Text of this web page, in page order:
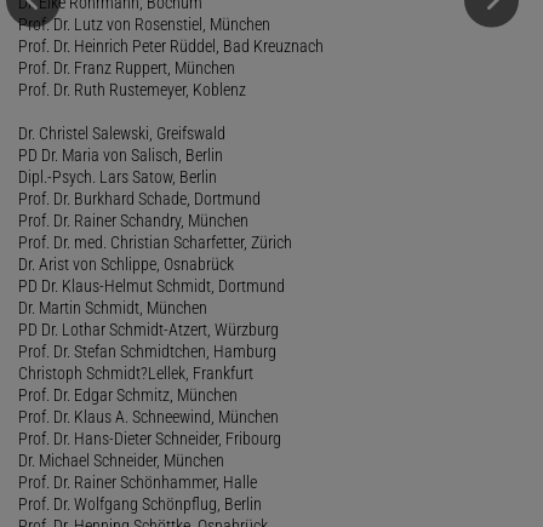
Prof. Dr. Lutz von Rosenstiel, München
Prof. Dr. Heinrich Peter Rüddel, Bad Kreuznach
Prof. Dr. Franz Ruppert, München
Prof. Dr. Ruth Rustemeyer, Koblenz
Dr. Christel Salewski, Greifswald
PD Dr. Maria von Salisch, Berlin
Dipl.-Psych. Lars Satow, Berlin
Prof. Dr. Burkhard Schade, Dortmund
Prof. Dr. Rainer Schandry, München
Prof. Dr. med. Christian Scharfetter, Zürich
Dr. Arist von Schlippe, Osnabrück
PD Dr. Klaus-Helmut Schmidt, Dortmund
Dr. Martin Schmidt, München
PD Dr. Lothar Schmidt-Atzert, Würzburg
Prof. Dr. Stefan Schmidtchen, Hamburg
Christoph Schmidt?Lellek, Frankfurt
Prof. Dr. Edgar Schmitz, München
Prof. Dr. Klaus A. Schneewind, München
Prof. Dr. Hans-Dieter Schneider, Fribourg
Dr. Michael Schneider, München
Prof. Dr. Rainer Schönhammer, Halle
Prof. Dr. Wolfgang Schönpflug, Berlin